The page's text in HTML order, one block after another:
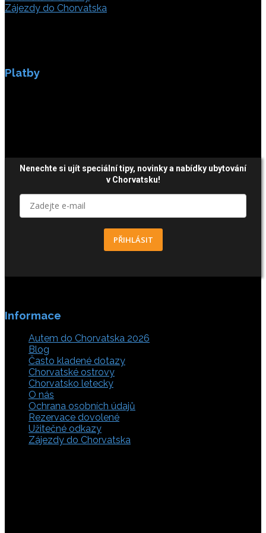
Zájezdy do Chorvatska
Platby
Nenechte si ujít speciální tipy, novinky a nabídky ubytování
v Chorvatsku!
PŘIHLÁSIT
Informace
Autem do Chorvatska 2026
Blog
Často kladené dotazy
Chorvatské ostrovy
Chorvatsko letecky
O nás
Ochrana osobních údajů
Rezervace dovolené
Užitečné odkazy
Zájezdy do Chorvatska